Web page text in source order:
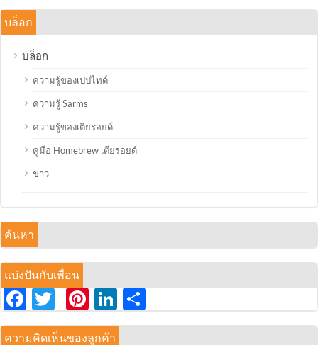
บล็อก
บล็อก
ความรู้ของเปปไทด์
ความรู้ Sarms
ความรู้ของเตียรอยด์
คู่มือ Homebrew เตียรอยด์
ข่าว
ค้นหา
แบ่งปันกับเพื่อน
Facebook
Twitter
Pinterest
LinkedIn
享
ความคิดเห็นของลูกค้า